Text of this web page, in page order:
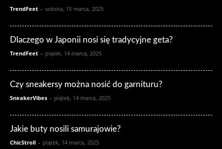
TrendFeet - sobota, 15 marca, 2025
Dlaczego w Japonii nosi się tradycyjne geta?
TrendFeet - piątek, 14 marca, 2025
Czy sneakersy można nosić do garnituru?
SneakerVibes - piątek, 14 marca, 2025
Jakie buty nosili samurajowie?
ChicStroll - piątek, 14 marca, 2025